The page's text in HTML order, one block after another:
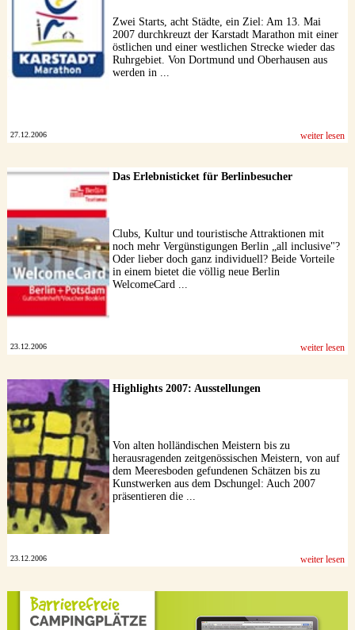
Zwei Starts, acht Städte, ein Ziel: Am 13. Mai
2007 durchkreuzt der Karstadt Marathon mit einer
östlichen und einer westlichen Strecke wieder das
Ruhrgebiet. Von Dortmund und Oberhausen aus
werden in ...
27.12.2006 weiter lesen
Das Erlebnisticket für Berlinbesucher
Clubs, Kultur und touristische Attraktionen mit
noch mehr Vergünstigungen Berlin „all inclusive"?
Oder lieber doch ganz individuell? Beide Vorteile
in einem bietet die völlig neue Berlin
WelcomeCard ...
23.12.2006 weiter lesen
Highlights 2007: Ausstellungen
Von alten holländischen Meistern bis zu
herausragenden zeitgenössischen Meistern, von auf
dem Meeresboden gefundenen Schätzen bis zu
Kunstwerken aus dem Dschungel: Auch 2007
präsentieren die ...
23.12.2006 weiter lesen